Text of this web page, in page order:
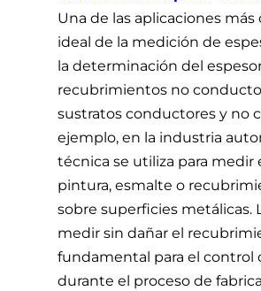
Una de las aplicaciones
ideal de la medición de
la determinación del
recubrimientos no
sustratos conductores y no
ejemplo, en la industria
técnica se utiliza para medir
pintura, esmalte o
sobre superficies metálicas.
medir sin dañar el
fundamental para el control
durante el proceso de